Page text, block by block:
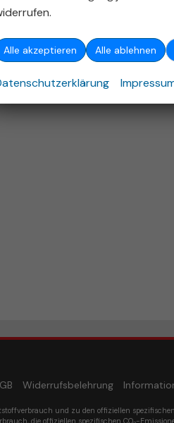
Widerrufsbelehrung
und zu den offiziellen
die offiziellen spezifischen CO -
Alle akzeptieren Alle ablehnen